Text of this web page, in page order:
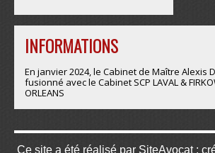
INFORMATIONS
En janvier 2024, le Cabinet de Maître Alexis
fusionné avec le Cabinet SCP LAVAL &
ORLEANS
Ce site a été réalisé par SiteAvocat :